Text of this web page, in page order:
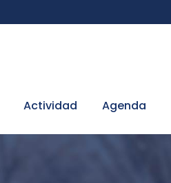
Actividad Agenda